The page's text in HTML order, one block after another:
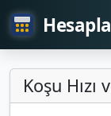
Koşu Hızı